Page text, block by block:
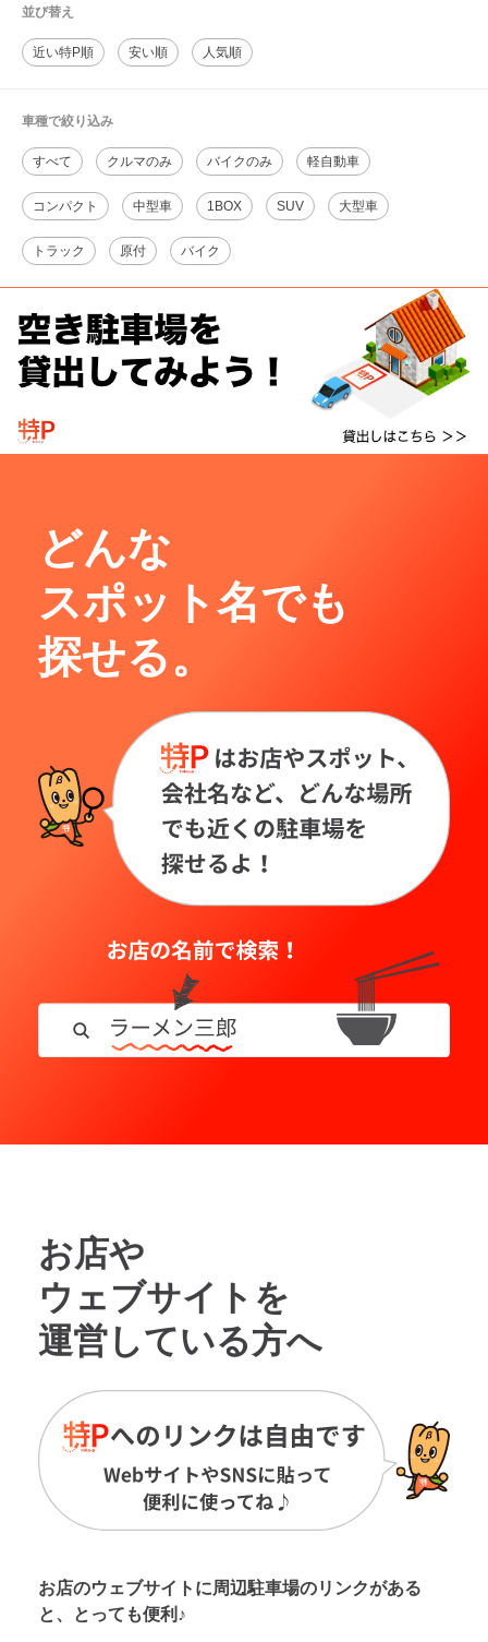
並び替え
近い特P順 安い順 人気順
車種で絞り込み
すべて クルマのみ バイクのみ 軽自動車
コンパクト 中型車 1BOX SUV 大型車
トラック 原付 バイク
どんな
スポット名でも
探せる。
お店や
ウェブサイトを
運営している方へ
お店のウェブサイトに周辺駐車場のリンクがある
と、とっても便利♪